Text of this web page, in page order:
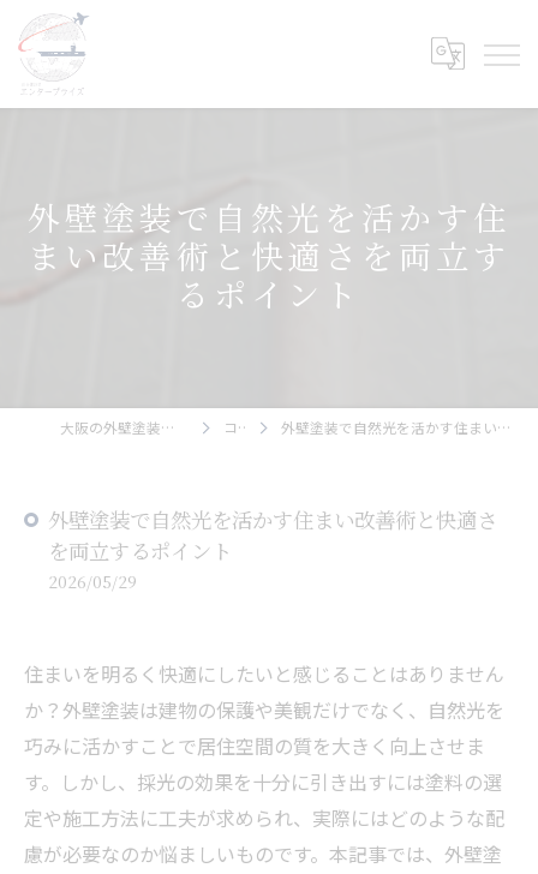
外壁塗装で自然光を活かす住
まい改善術と快適さを両立す
るポイント
大阪の外壁塗装ならエンタープライズ コラム 外壁塗装で自然光を活かす住まい改善術と快適さを両立するポイント
外壁塗装で自然光を活かす住まい改善術と快適さ
を両立するポイント
2026/05/29
住まいを明るく快適にしたいと感じることはありません
か？外壁塗装は建物の保護や美観だけでなく、自然光を
巧みに活かすことで居住空間の質を大きく向上させま
す。しかし、採光の効果を十分に引き出すには塗料の選
定や施工方法に工夫が求められ、実際にはどのような配
慮が必要なのか悩ましいものです。本記事では、外壁塗